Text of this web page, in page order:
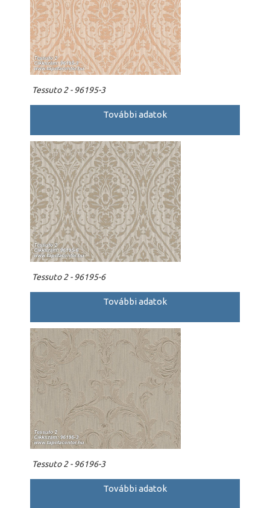
Tessuto 2 - 96195-3
További adatok
Tessuto 2 - 96195-6
További adatok
Tessuto 2 - 96196-3
További adatok